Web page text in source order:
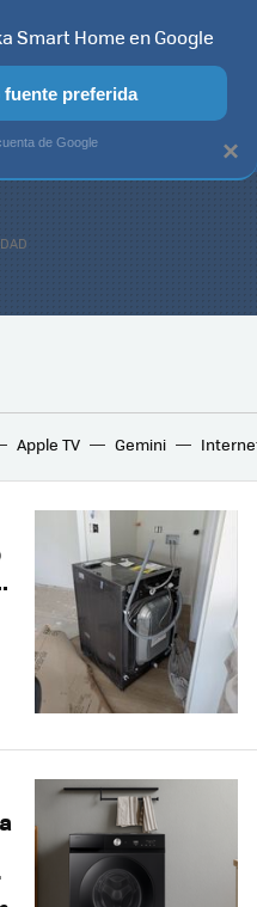
TV SELECCIÓN
Apple TV Gemini
×
Smart Home en Google
preferida
de Google